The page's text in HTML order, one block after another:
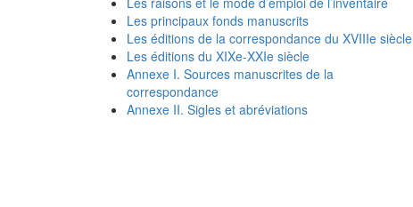
Les principaux fonds manuscrits
Les éditions de la correspondance du XVIIIe siècle
Les éditions du XIXe-XXIe siècle
Annexe I. Sources manuscrites de la
correspondance
Annexe II. Sigles et abréviations